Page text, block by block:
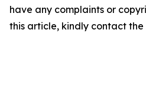
have any complaints or
this article, kindly contact